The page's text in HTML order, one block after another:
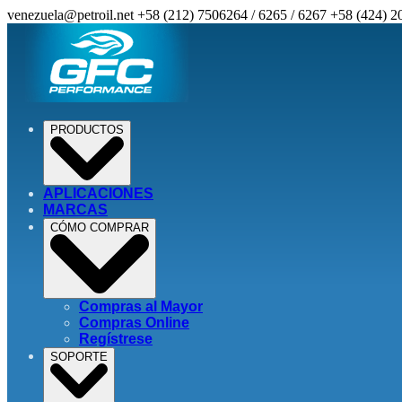
venezuela@petroil.net +58 (212) 7506264 / 6265 / 6267 +58 (424)
PRODUCTOS
APLICACIONES
MARCAS
CÓMO COMPRAR
Compras al Mayor
Compras Online
Regístrese
SOPORTE